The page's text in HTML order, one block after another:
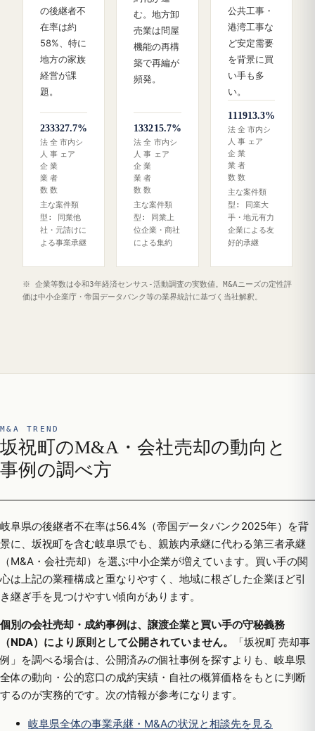
の後継者不
在率は約
58%、特に
地方の家族
経営が課
題。
23
法
人
企
業
数
33
全
事
業
者
数
27.7%
市内シ
ェア
主な案件類
型: 同業他
社・元請けに
よる事業承継
む。地方卸
売業は問屋
機能の再構
築で再編が
頻発。
13
法
人
企
業
数
32
全
事
業
者
数
15.7%
市内シ
ェア
主な案件類
型: 同業上
位企業・商社
による集約
公共工事・
港湾工事な
ど安定需要
を背景に買
い手も多
い。
11
法
人
企
業
数
19
全
事
業
者
数
13.3%
市内シ
ェア
主な案件類
型: 同業大
手・地元有力
企業による友
好的承継
※ 企業等数は令和3年経済センサス‐活動調査の実数値。M&Aニーズの定性評
価は中小企業庁・帝国データバンク等の業界統計に基づく当社解釈。
M&A TREND
坂祝町のM&A・会社売却の動向と
事例の調べ方
岐阜県の後継者不在率は56.4%（帝国データバンク2025年）を背
景に、坂祝町を含む岐阜県でも、親族内承継に代わる第三者承継
（M&A・会社売却）を選ぶ中小企業が増えています。買い手の関
心は上記の業種構成と重なりやすく、地域に根ざした企業ほど引
き継ぎ手を見つけやすい傾向があります。
個別の会社売却・成約事例は、譲渡企業と買い手の守秘義務
（NDA）により原則として公開されていません。
「坂祝町 売却事
例」を調べる場合は、公開済みの個社事例を探すよりも、岐阜県
全体の動向・公的窓口の成約実績・自社の概算価格をもとに判断
するのが実務的です。次の情報が参考になります。
岐阜県全体の事業承継・M&Aの状況と相談先を見る